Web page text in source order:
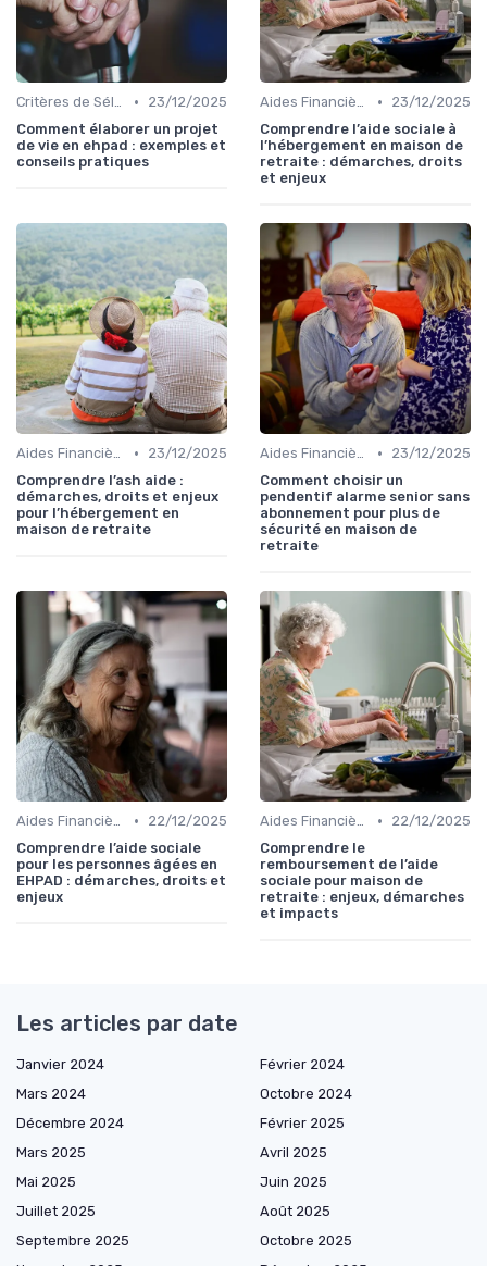
Critères de Sélection •
23/12/2025
Comment élaborer un projet
de vie en ehpad : exemples et
conseils pratiques
Aides Financières et Subventions •
23/12/2025
Comprendre l’aide sociale à
l’hébergement en maison de
retraite : démarches, droits
et enjeux
Aides Financières et Subventions •
23/12/2025
Comprendre l’ash aide :
démarches, droits et enjeux
pour l’hébergement en
maison de retraite
Aides Financières et Subventions •
23/12/2025
Comment choisir un
pendentif alarme senior sans
abonnement pour plus de
sécurité en maison de
retraite
Aides Financières et Subventions •
22/12/2025
Comprendre l’aide sociale
pour les personnes âgées en
EHPAD : démarches, droits et
enjeux
Aides Financières et Subventions •
22/12/2025
Comprendre le
remboursement de l’aide
sociale pour maison de
retraite : enjeux, démarches
et impacts
Les articles par date
Janvier 2024
Février 2024
Mars 2024
Octobre 2024
Décembre 2024
Février 2025
Mars 2025
Avril 2025
Mai 2025
Juin 2025
Juillet 2025
Août 2025
Septembre 2025
Octobre 2025